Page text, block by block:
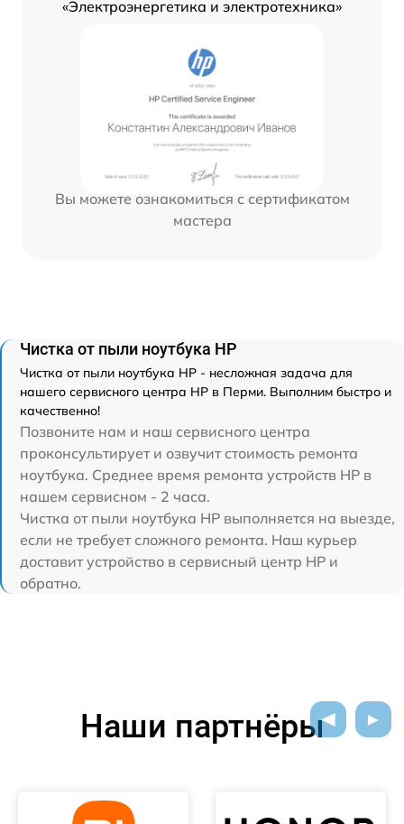
«Электроэнергетика и электротехника»
Вы можете ознакомиться с сертификатом
мастера
Чистка от пыли ноутбука HP
Чистка от пыли ноутбука HP - несложная задача для
нашего сервисного центра HP в Перми. Выполним быстро и
качественно!
Позвоните нам и наш сервисного центра
проконсультирует и озвучит стоимость ремонта
ноутбука. Среднее время ремонта устройств HP в
нашем сервисном - 2 часа.
Чистка от пыли ноутбука HP выполняется на выезде,
если не требует сложного ремонта. Наш курьер
доставит устройство в сервисный центр HP и
обратно.
Наши партнёры